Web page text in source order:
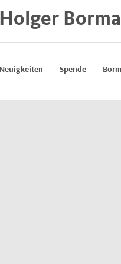
Holger
Neuigkeiten Spende